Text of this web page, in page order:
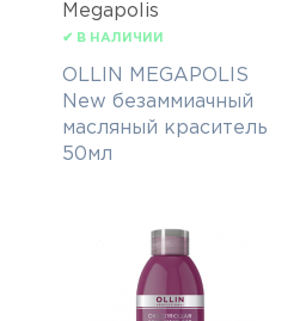
Megapolis
✔ В НАЛИЧИИ
OLLIN MEGAPOLIS
New безаммиачный
масляный краситель
50мл